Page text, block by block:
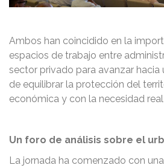
Ambos han coincidido en la
espacios de trabajo entre
sector privado para avanzar hacia
de equilibrar la protección del
económica y con la necesidad
Un foro de análisis sobre el
La jornada ha comenzado con